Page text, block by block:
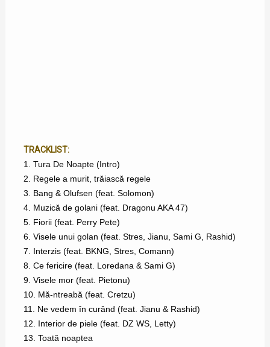
TRACKLIST:
1. Tura De Noapte (Intro)
2. Regele a murit, trăiască regele
3. Bang & Olufsen (feat. Solomon)
4. Muzică de golani (feat. Dragonu AKA 47)
5. Fiorii (feat. Perry Pete)
6. Visele unui golan (feat. Stres, Jianu, Sami G, Rashid)
7. Interzis (feat. BKNG, Stres, Comann)
8. Ce fericire (feat. Loredana & Sami G)
9. Visele mor (feat. Pietonu)
10. Mă-ntreabă (feat. Cretzu)
11. Ne vedem în curând (feat. Jianu & Rashid)
12. Interior de piele (feat. DZ WS, Letty)
13. Toată noaptea